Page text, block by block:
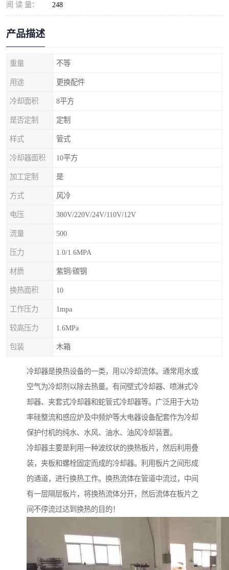
阅 读 量： 248
产品描述
重量 不等
用途 更换配件
冷却面积 8平方
是否定制 定制
样式 管式
冷却器面积 10平方
加工定制 是
方式 风冷
电压 380V/220V/24V/110V/12V
流量 500
压力 1.0/1.6MPA
材质 紫铜/碳钢
换热面积 10
工作压力 1mpa
较高压力 1.6MPa
包装 木箱
冷却器是换热设备的一类，用以冷却流体。通常用水或
空气为冷却剂以除去热量。有间壁式冷却器、喷淋式冷
却器、夹套式冷却器和蛇管式冷却器等。广泛用于大功
率硅整流和感应炉及中频炉等大电器设备配套作为冷却
保护付机的纯水、水风、油水、油风冷却装置。
冷却器主要是利用一种波纹状的换热板片，然后利用叠
装，夹板和螺栓固定而成的冷却器。利用板片之间形成
的通道，进行换热工作。换热流体在管道中流过，中间
有一层隔层板片，将换热流体分开，然后流体在板片之
间不停流过达到换热的目的！